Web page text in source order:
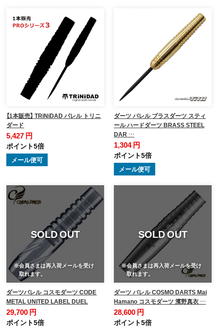
【1本販売】 TRiNiDAD バレル トリニ
ダード
5,427 円
ポイント5倍
メール便可
ダーツ バレル ブラスダーツ スティ
ール ハードダーツ BRASS STEEL
DAR …
1,304 円
ポイント5倍
メール便可
SOLD OUT
※会員さまは再入荷メールを受け
取れます。
ダーツバレル コスモダーツ CODE
METAL UNITED LABEL DUEL
29,700 円
ポイント5倍
SOLD OUT
※会員さまは再入荷メールを受け
取れます。
ダーツ バレル COSMO DARTS Mai
Hamano コスモダーツ 濱野真衣 …
28,600 円
ポイント5倍